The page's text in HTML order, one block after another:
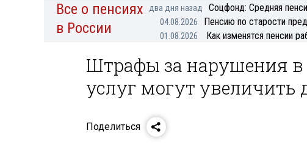
Авторы Персоны Мнения Регионы
Все о пенсиях
в России
два дня назад Соцфонд: Средняя
04.08.2026 Пенсию по старости
01.08.2026 Как изменятся пенсии
Штрафы за нарушения
услуг могут увеличить
Поделиться